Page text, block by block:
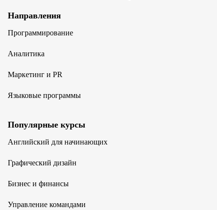
Направления
Программирование
Аналитика
Маркетинг и PR
Языковые программы
Популярные курсы
Английский для начинающих
Графический дизайн
Бизнес и финансы
Управление командами